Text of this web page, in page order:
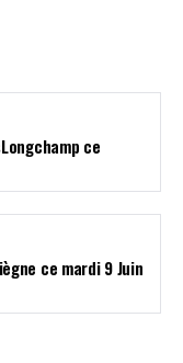
ce
ce mardi 9 Juin